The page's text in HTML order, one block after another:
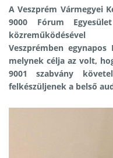
A Veszprém Vármegyei
9000 Fórum
Veszprémben egynapos
melynek célja az volt,
9001 szabvány
felkészüljenek a belső